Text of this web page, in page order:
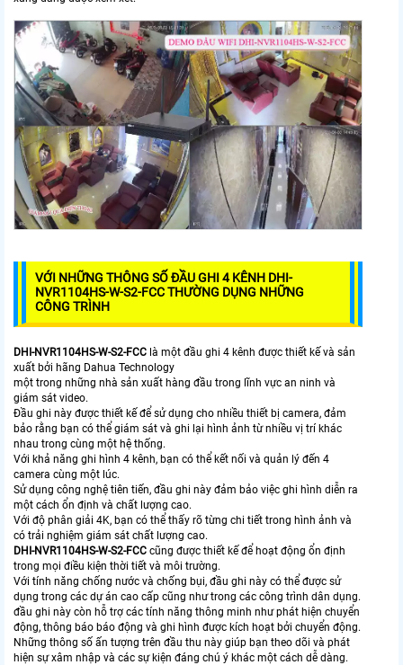
VỚI NHỮNG THÔNG SỐ ĐẦU GHI 4 KÊNH DHI-
NVR1104HS-W-S2-FCC THƯỜNG DỤNG NHỮNG
CÔNG TRÌNH
DHI-NVR1104HS-W-S2-FCC là một đầu ghi 4 kênh được thiết kế và sản
xuất bởi hãng Dahua Technology
một trong những nhà sản xuất hàng đầu trong lĩnh vực an ninh và
giám sát video.
Đầu ghi này được thiết kế để sử dụng cho nhiều thiết bị camera, đảm
bảo rằng bạn có thể giám sát và ghi lại hình ảnh từ nhiều vị trí khác
nhau trong cùng một hệ thống.
Với khả năng ghi hình 4 kênh, bạn có thể kết nối và quản lý đến 4
camera cùng một lúc.
Sử dụng công nghệ tiên tiến, đầu ghi này đảm bảo việc ghi hình diễn ra
một cách ổn định và chất lượng cao.
Với độ phân giải 4K, bạn có thể thấy rõ từng chi tiết trong hình ảnh và
có trải nghiệm giám sát chất lượng cao.
DHI-NVR1104HS-W-S2-FCC cũng được thiết kế để hoạt động ổn định
trong mọi điều kiện thời tiết và môi trường.
Với tính năng chống nước và chống bụi, đầu ghi này có thể được sử
dụng trong các dự án cao cấp cũng như trong các công trình dân dụng.
đầu ghi này còn hỗ trợ các tính năng thông minh như phát hiện chuyển
động, thông báo báo động và ghi hình được kích hoạt bởi chuyển động.
Những thông số ấn tượng trên đầu thu này giúp bạn theo dõi và phát
hiện sự xâm nhập và các sự kiện đáng chú ý khác một cách dễ dàng.